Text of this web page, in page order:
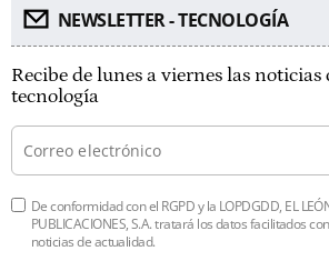
NEWSLETTER - TECNOLOGÍA
Recibe de lunes a viernes las noticias
tecnología
De conformidad con el RGPD y la LOPDGDD, EL
PUBLICACIONES, S.A. tratará los datos facilitados
noticias de actualidad.